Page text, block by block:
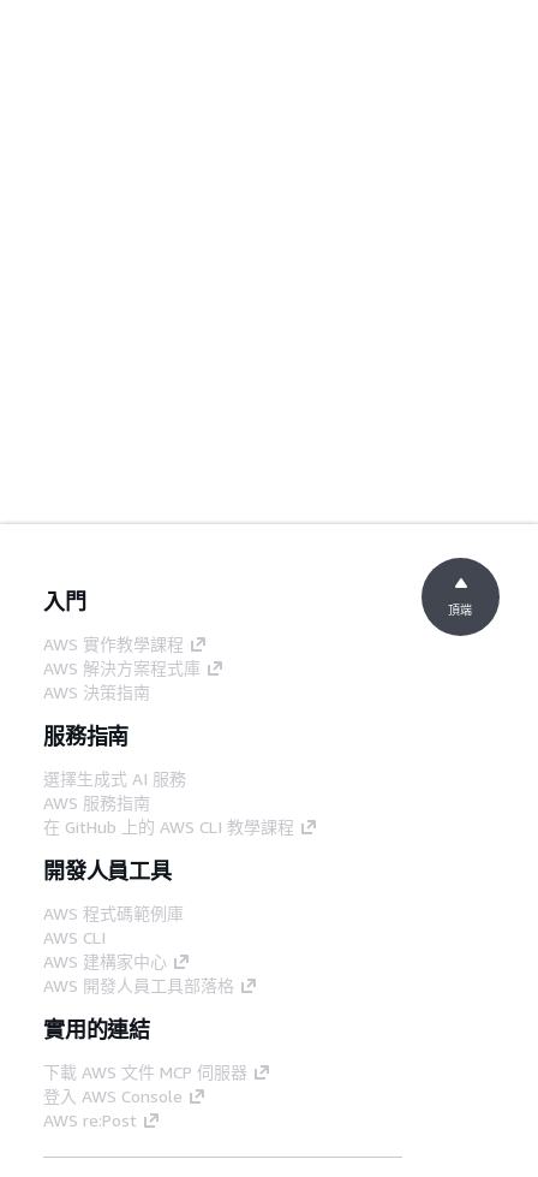
入門
AWS 實作教學課程
AWS 解決方案程式庫
AWS 決策指南
服務指南
選擇生成式 AI 服務
AWS 服務指南
在 GitHub 上的 AWS CLI 教學課程
開發人員工具
AWS 程式碼範例庫
AWS CLI
AWS 建構家中心
AWS 開發人員工具部落格
實用的連結
下載 AWS 文件 MCP 伺服器
登入 AWS Console
AWS re:Post
頂端